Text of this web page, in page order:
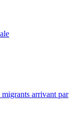
arrivant par